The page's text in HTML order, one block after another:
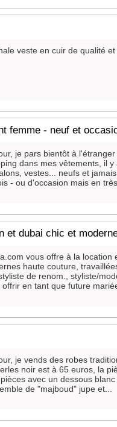
veste en cuir de qualité
femme - neuf et
je pars bientôt à
dans mes vêtements, il
vestes... neufs et
- ou d'occasion mais en
et dubai chic et
vous offre à la location
haute couture,
de renom., styliste/
offrir en tant que future
je vends des robes
noir est à 65 euros, la
avec un dessous
de "majboud" jupe et...